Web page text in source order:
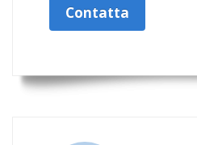
Contatta